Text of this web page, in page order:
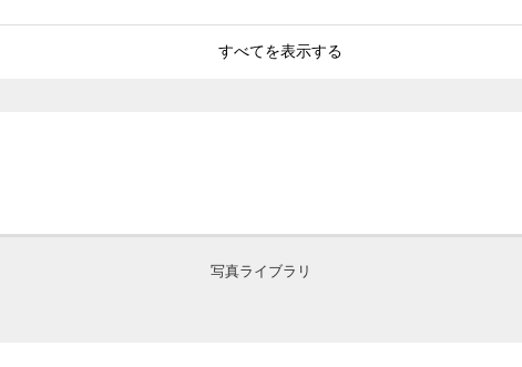
すべてを表示する
写真ライブラリ